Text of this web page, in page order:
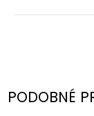
PODOBNÉ